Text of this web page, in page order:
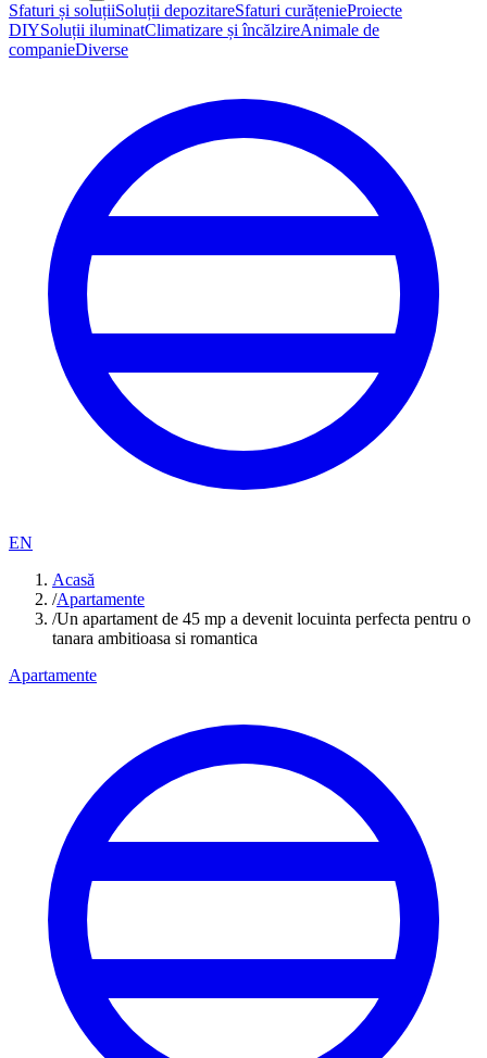
Sfaturi și soluțiiSoluții depozitareSfaturi curățenieProiecte
DIYSoluții iluminatClimatizare și încălzireAnimale de
companieDiverse
EN
Acasă
/Apartamente
/Un apartament de 45 mp a devenit locuinta perfecta pentru o
tanara ambitioasa si romantica
Apartamente